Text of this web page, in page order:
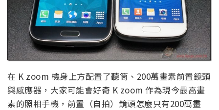
在 K zoom 機身上方配置了聽筒、200萬畫素前置鏡頭
與感應器，大家可能會好奇 K zoom 作為現今最高畫
素的照相手機，前置（自拍）鏡頭怎麼只有200萬畫